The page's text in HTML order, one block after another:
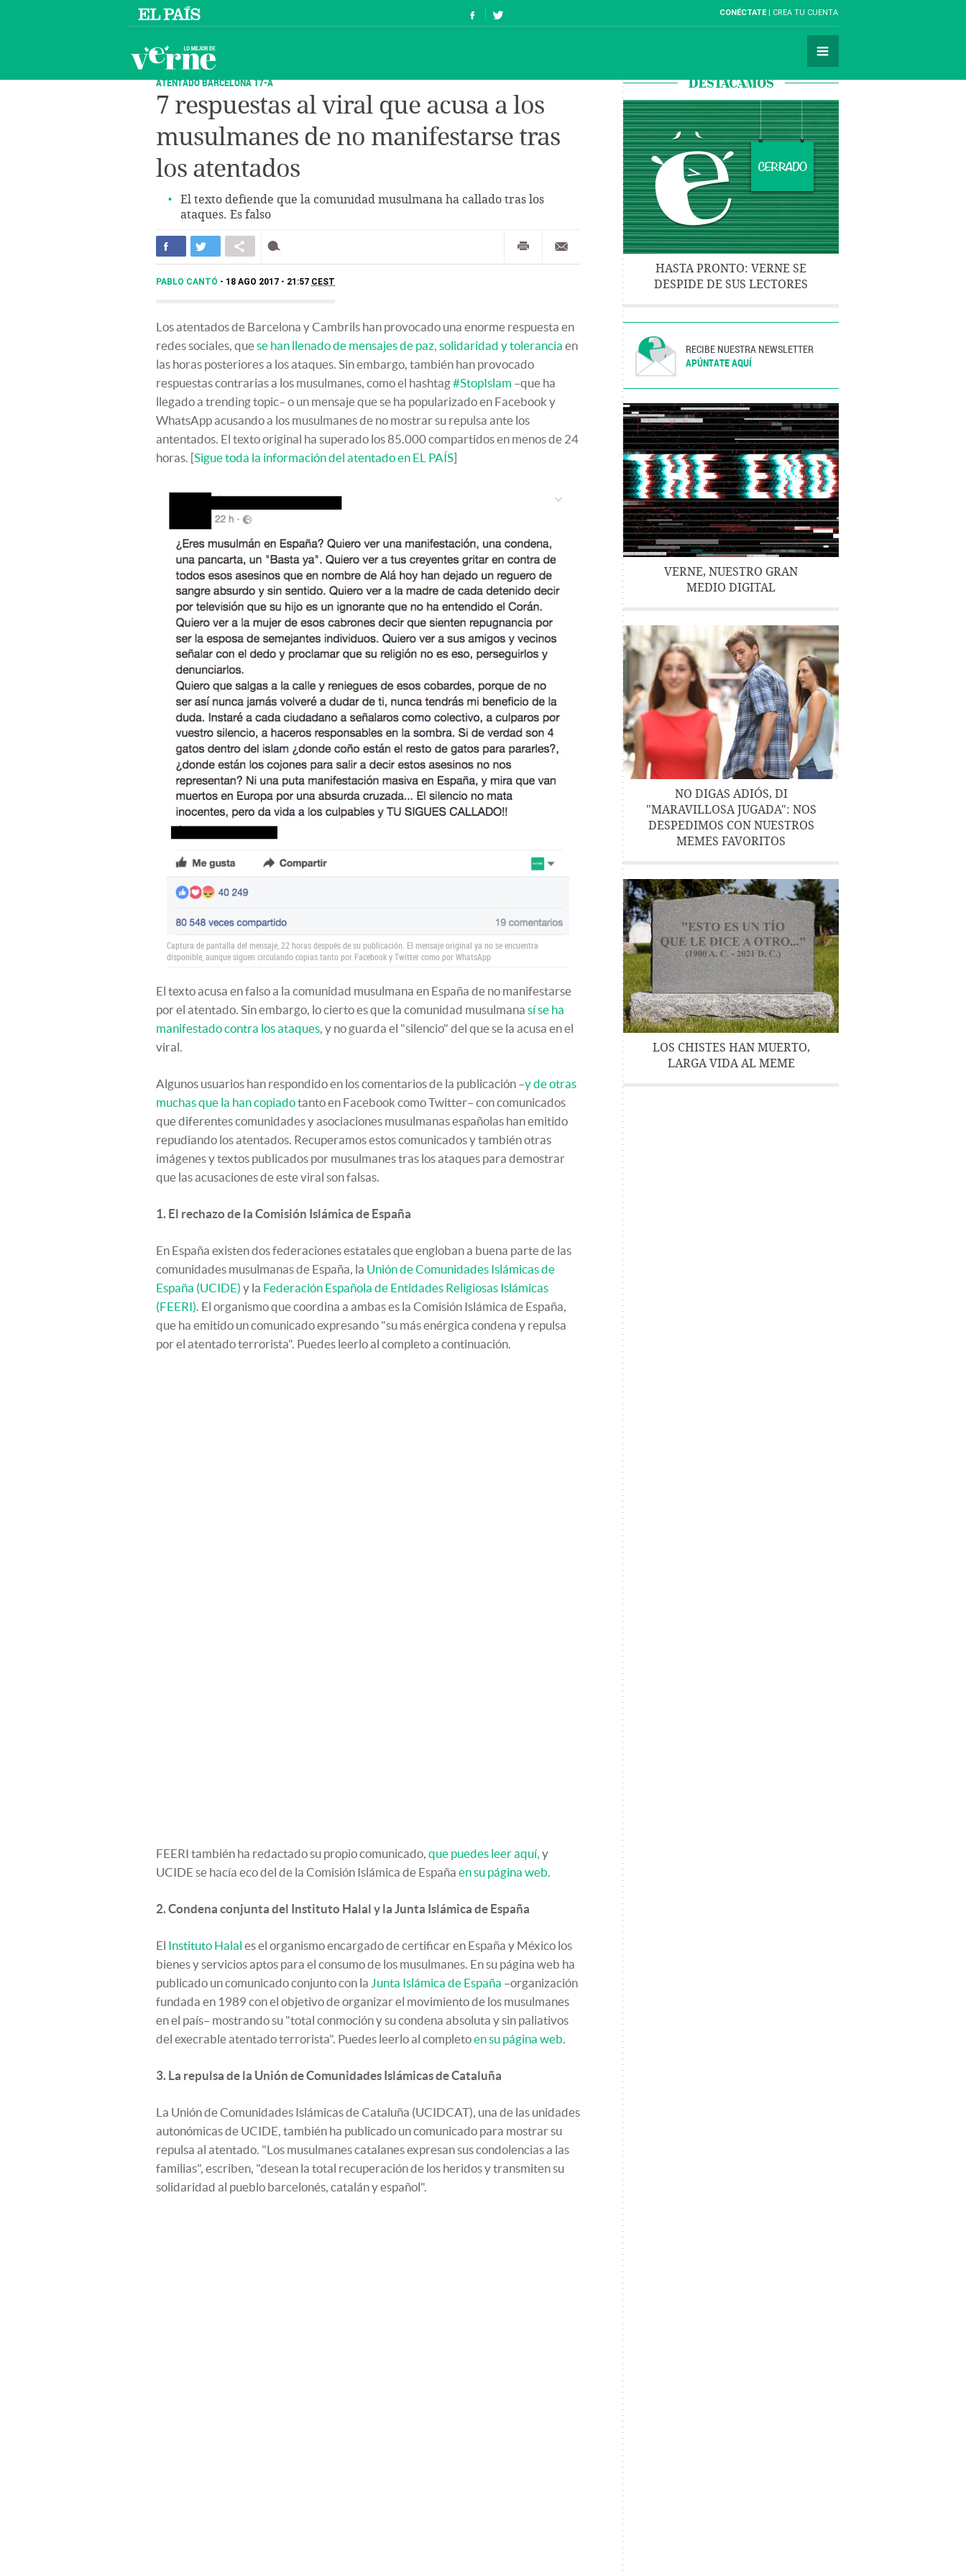
CONÉCTATE CREA TU CUENTA
ATENTADO BARCELONA 17-A
7 respuestas al viral que acusa a los
musulmanes de no manifestarse tras
los atentados
El texto defiende que la comunidad musulmana ha callado tras los
ataques. Es falso
PABLO CANTÓ 18 AGO 2017 - 21:57 CEST
Los atentados de Barcelona y Cambrils han provocado una enorme respuesta en
redes sociales, quese han llenado de mensajes de paz, solidaridad y tolerancia en
las horas posteriores a los ataques. Sin embargo, también han provocado
respuestas contrarias a los musulmanes, como el hashtag#StopIslam –que ha
llegado a trending topic– o un mensaje que se ha popularizado en Facebook y
WhatsApp acusando a los musulmanes de no mostrar su repulsa ante los
antentados. El texto original ha superado los 85.000 compartidos en menos de 24
horas. [Sigue toda la información del atentado en EL PAÍS]
Captura de pantalla del mensaje, 22 horas después de su publicación. El mensaje original ya no se encuentra
disponible, aunque siguen circulando copias tanto por Facebook y Twitter como por WhatsApp
El texto acusa en falso a la comunidad musulmana en España de no manifestarse
por el atentado. Sin embargo, lo cierto es que la comunidad musulmana sí se ha
manifestado contra los ataques, y no guarda el "silencio" del que se la acusa en el
viral.
Algunos usuarios han respondido en los comentarios de la publicación –y de otras
muchas que la han copiadotanto en Facebook como Twitter– con comunicados
que diferentes comunidades y asociaciones musulmanas españolas han emitido
repudiando los atentados. Recuperamos estos comunicados y también otras
imágenes y textos publicados por musulmanes tras los ataques para demostrar
que las acusaciones de este viral son falsas.
1. El rechazo de la Comisión Islámica de España
En España existen dos federaciones estatales que engloban a buena parte de las
comunidades musulmanas de España, la Unión de Comunidades Islámicas de
España (UCIDE) y la Federación Española de Entidades Religiosas Islámicas
(FEERI). El organismo que coordina a ambas es la Comisión Islámica de España,
que ha emitido un comunicado expresando "su más enérgica condena y repulsa
por el atentado terrorista". Puedes leerlo al completo a continuación.
FEERI también ha redactado su propio comunicado, que puedes leer aquí, y
UCIDE se hacía eco del de la Comisión Islámica de España en su página web.
2. Condena conjunta del Instituto Halal y la Junta Islámica de España
El Instituto Halal es el organismo encargado de certificar en España y México los
bienes y servicios aptos para el consumo de los musulmanes. En su página web ha
publicado un comunicado conjunto con la Junta Islámica de España –organización
fundada en 1989 con el objetivo de organizar el movimiento de los musulmanes
en el país– mostrando su "total conmoción y su condena absoluta y sin paliativos
del execrable atentado terrorista". Puedes leerlo al completoen su página web.
3. La repulsa de la Unión de Comunidades Islámicas de Cataluña
La Unión de Comunidades Islámicas de Cataluña (UCIDCAT), una de las unidades
autonómicas de UCIDE, también ha publicado un comunicado para mostrar su
repulsa al atentado. "Los musulmanes catalanes expresan sus condolencias a las
familias", escriben, "desean la total recuperación de los heridos y transmiten su
solidaridad al pueblo barcelonés, catalán y español".
DESTACAMOS
HASTA PRONTO: VERNE SE
DESPIDE DE SUS LECTORES
RECIBE NUESTRA NEWSLETTER
APÚNTATE AQUÍ
VERNE, NUESTRO GRAN
MEDIO DIGITAL
NO DIGAS ADIÓS, DI
"MARAVILLOSA JUGADA": NOS
DESPEDIMOS CON NUESTROS
MEMES FAVORITOS
LOS CHISTES HAN MUERTO,
LARGA VIDA AL MEME